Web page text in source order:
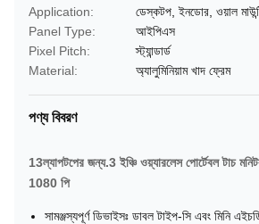
Application:
ডেস্কটপ, ইনডোর, ওয়াল
Panel Type:
আইপিএস
Pixel Pitch:
স্ট্যান্ডার্ড
Material:
অ্যালুমিনিয়াম খাদ ফ্রেম
পণ্য বিবরণ
13ল্যাপটপের জন্য.3 ইঞ্চি ওয়্যারলেস পোর্টেবল টাচ
1080 পি
সামঞ্জস্যপূর্ণ ডিভাইসঃ ডাবল টাইপ-সি এবং মিনি